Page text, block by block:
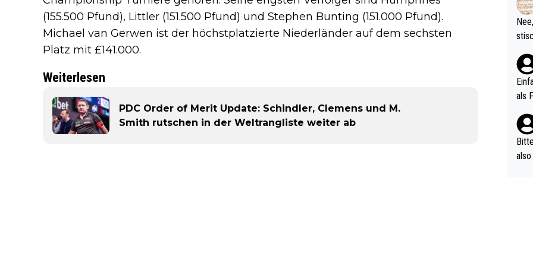
(155.500 Pfund), Littler (151.500 Pfund) und Stephen Bunting (151.000 Pfund).
Michael van Gerwen ist der höchstplatzierte Niederländer auf dem sechsten
Platz mit £141.000.
Weiterlesen
PDC Order of Merit Update: Schindler, Clemens und M.
Smith rutschen in der Weltrangliste weiter ab
(in
als
nes
ttler
vV
als